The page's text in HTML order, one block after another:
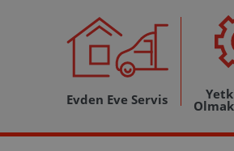
Evden Eve Servis